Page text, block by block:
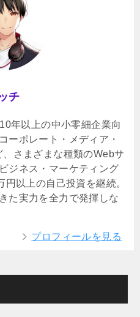
チ
年以上の中小零細企業向
ーポレート・メディア・
さまざまな種類のWebサ
ジネス・マーケティング
以上の自己投資を継続。
た実力を全力で発揮しな
プロフィールを見る